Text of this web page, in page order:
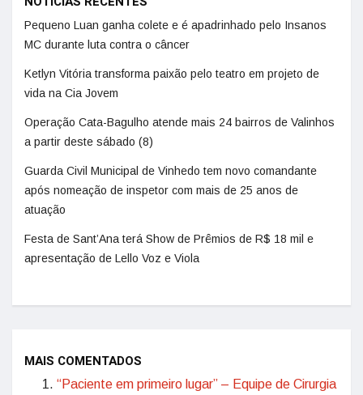
Pequeno Luan ganha colete e é apadrinhado pelo Insanos
MC durante luta contra o câncer
Ketlyn Vitória transforma paixão pelo teatro em projeto de
vida na Cia Jovem
Operação Cata-Bagulho atende mais 24 bairros de Valinhos
a partir deste sábado (8)
Guarda Civil Municipal de Vinhedo tem novo comandante
após nomeação de inspetor com mais de 25 anos de
atuação
Festa de Sant’Ana terá Show de Prêmios de R$ 18 mil e
apresentação de Lello Voz e Viola
MAIS COMENTADOS
“Paciente em primeiro lugar” – Equipe de Cirurgia